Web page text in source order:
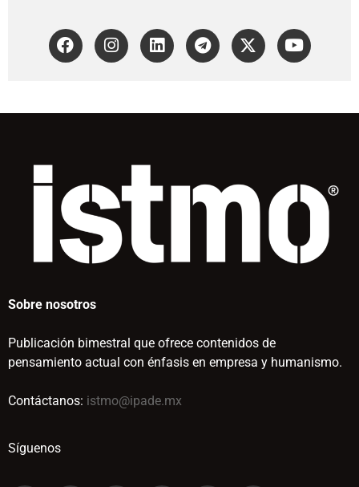
Sobre nosotros
Publicación bimestral que ofrece contenidos de
pensamiento actual con énfasis en empresa y humanismo.
Contáctanos: istmo@ipade.mx
Síguenos